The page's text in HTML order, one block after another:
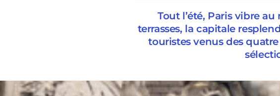
Tout l’été, Paris vibre
terrasses, la capitale
touristes venus des